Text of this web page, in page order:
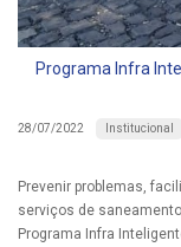
Programa Infra
28/07/2022 Institucional
Prevenir problemas,
serviços de
Programa Infra